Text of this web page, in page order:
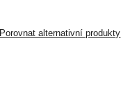
Porovnat alternativní produkty